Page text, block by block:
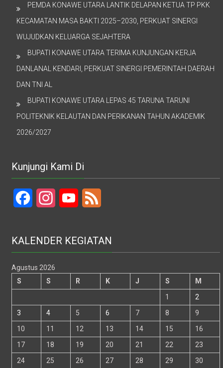
PEMDA KONAWE UTARA LANTIK DELAPAN KETUA TP PKK
KECAMATAN MASA BAKTI 2025–2030, PERKUAT SINERGI
WUJUDKAN KELUARGA SEJAHTERA
BUPATI KONAWE UTARA TERIMA KUNJUNGAN KERJA
DANLANAL KENDARI, PERKUAT SINERGI PEMERINTAH DAERAH
DAN TNI AL
BUPATI KONAWE UTARA LEPAS 45 TARUNA TARUNI
POLITEKNIK KELAUTAN DAN PERIKANAN TAHUN AKADEMIK
2026/2027
Kunjungi Kami Di
FacebookInstagramYouTube
KALENDER KEGIATAN
Agustus 2026
S
S R K J S
M
1
2
3
4 5 6 7 8
9
10
11 12 13 14 15
16
17
18 19 20 21 22
23
24
25 26 27 28 29 30